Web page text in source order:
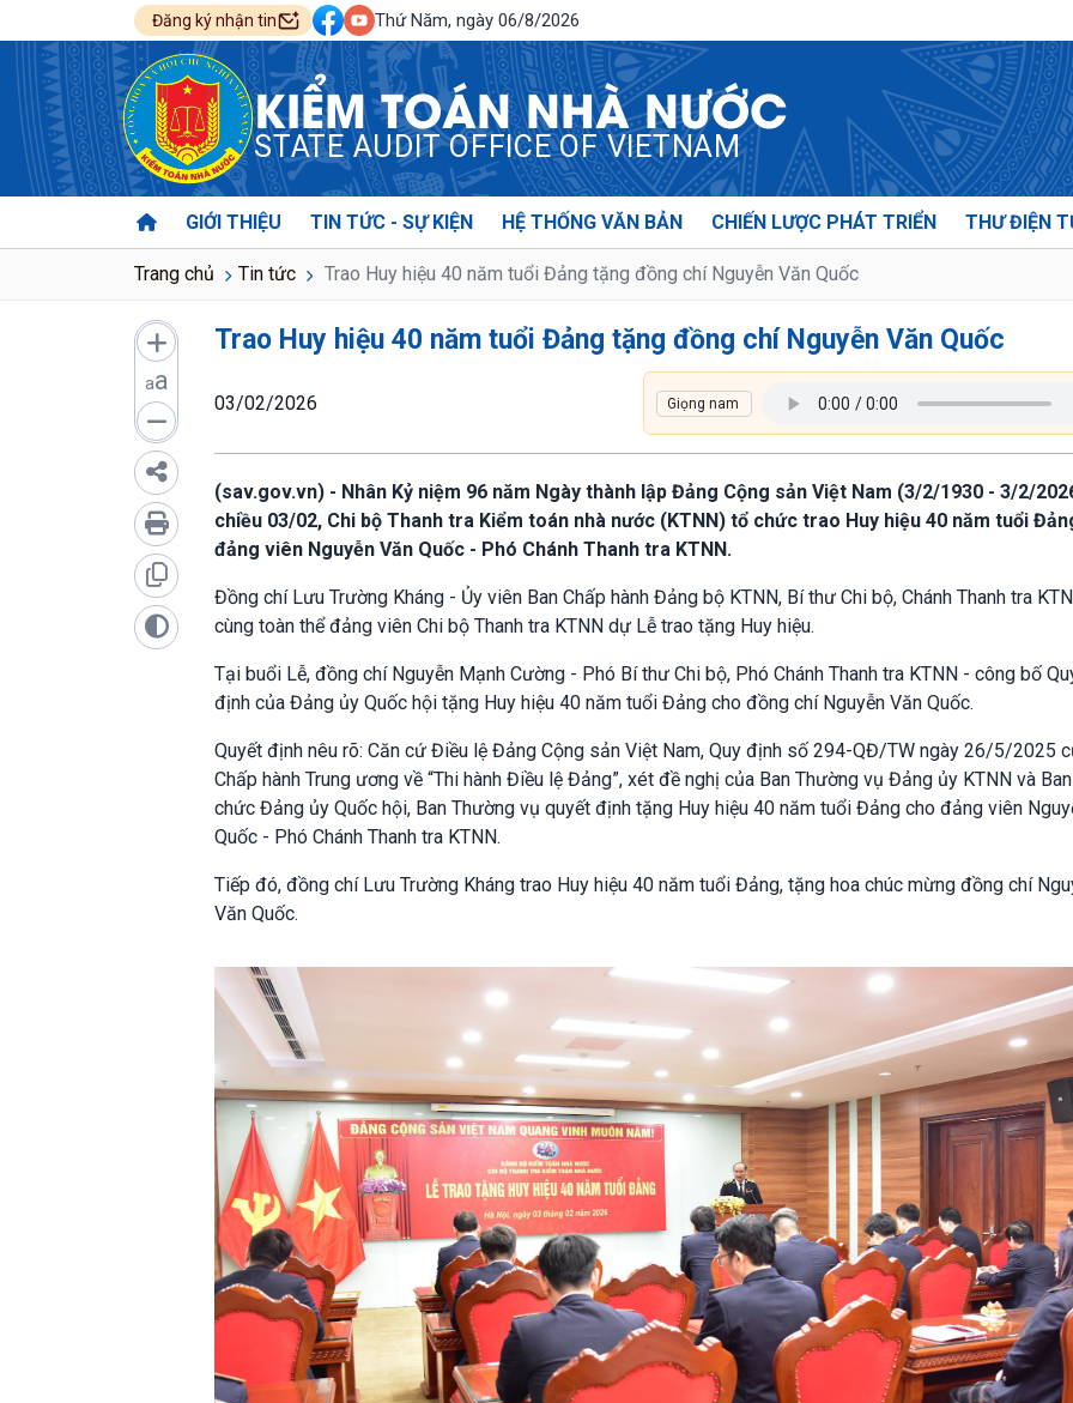
Đăng ký nhận tin Thứ Năm, ngày 06/8/2026
KIỂM TOÁN NHÀ NƯỚC
STATE AUDIT OFFICE OF VIETNAM
GIỚI THIỆU TIN TỨC - SỰ KIỆN HỆ THỐNG VĂN BẢN CHIẾN LƯỢC PHÁT TRIỂN THƯ ĐIỆN
Trang chủ Tin tức Trao Huy hiệu 40 năm tuổi Đảng tặng đồng chí Nguyễn Văn Quốc
aa
Trao Huy hiệu 40 năm tuổi Đảng tặng đồng chí Nguyễn Văn Quốc
03/02/2026
(sav.gov.vn) - Nhân Kỷ niệm 96 năm Ngày thành lập Đảng Cộng sản Việt Nam (3/2/1930 - 3/2/
chiều 03/02, Chi bộ Thanh tra Kiểm toán nhà nước (KTNN) tổ chức trao Huy hiệu 40 năm tuổi
đảng viên Nguyễn Văn Quốc - Phó Chánh Thanh tra KTNN.
Đồng chí Lưu Trường Kháng - Ủy viên Ban Chấp hành Đảng bộ KTNN, Bí thư Chi bộ, Chánh Thanh tra
cùng toàn thể đảng viên Chi bộ Thanh tra KTNN dự Lễ trao tặng Huy hiệu.
Tại buổi Lễ, đồng chí Nguyễn Mạnh Cường - Phó Bí thư Chi bộ, Phó Chánh Thanh tra KTNN - công bố
định của Đảng ủy Quốc hội tặng Huy hiệu 40 năm tuổi Đảng cho đồng chí Nguyễn Văn Quốc.
Quyết định nêu rõ: Căn cứ Điều lệ Đảng Cộng sản Việt Nam, Quy định số 294-QĐ/TW ngày 26/5/2025
Chấp hành Trung ương về “Thi hành Điều lệ Đảng”, xét đề nghị của Ban Thường vụ Đảng ủy KTNN và
chức Đảng ủy Quốc hội, Ban Thường vụ quyết định tặng Huy hiệu 40 năm tuổi Đảng cho đảng viên
Quốc - Phó Chánh Thanh tra KTNN.
Tiếp đó, đồng chí Lưu Trường Kháng trao Huy hiệu 40 năm tuổi Đảng, tặng hoa chúc mừng đồng chí
Văn Quốc.